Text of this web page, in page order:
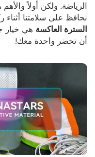
الرياضة. ولكن أولاً
نحافظ على سلامتنا
السترة العاكسة هي خيار
أن تحضر واحدة معك!